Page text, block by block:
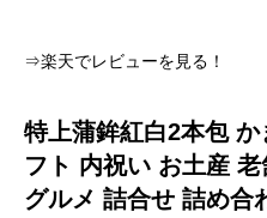
⇒楽天でレビューを見る！
特上蒲鉾紅白2本包
フト 内祝い お土産
グルメ 詰合せ 詰め合